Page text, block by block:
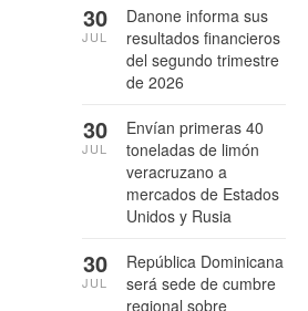
Danone informa sus
resultados financieros
del segundo trimestre
de 2026
30
JUL
Envían primeras 40
toneladas de limón
veracruzano a
mercados de Estados
Unidos y Rusia
30
JUL
República Dominicana
será sede de cumbre
regional sobre
30
JUL